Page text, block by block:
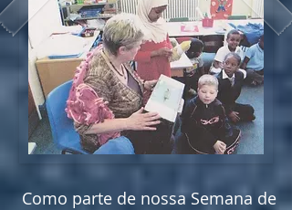
Como parte de nossa Semana de